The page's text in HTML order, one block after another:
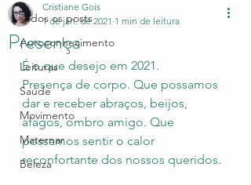
Todos os posts
Autoconhecimento
Leituras
Saúde
Movimento
Maternar
Beleza
Presença
Cristiane Gois
1 de jan. de 2021 1 min de leitura
É o que desejo em 2021.
Presença de corpo. Que possamos
dar e receber abraços, beijos,
afagos, ombro amigo. Que
possamos sentir o calor
reconfortante dos nossos queridos.